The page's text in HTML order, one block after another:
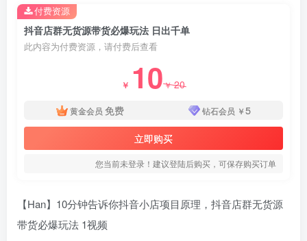
抖音店群无货源带货必爆玩法 日出千单
此内容为付费资源，请付费后查看
￥ 10￥20
黄金会员 免费 钻石会员 ￥5
立即购买
您当前未登录！建议登陆后购买，可保存购买订单
付费资源
【Han】10分钟告诉你抖音小店项目原理，抖音店群无货源
带货必爆玩法 1视频